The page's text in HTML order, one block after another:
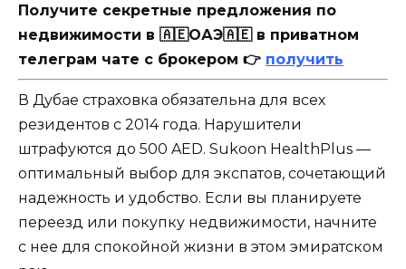
Получите секретные предложения по
недвижимости в 🇦🇪ОАЭ🇦🇪 в приватном
телеграм чате с брокером 👉 получить
В Дубае страховка обязательна для всех
резидентов с 2014 года. Нарушители
штрафуются до 500 AED. Sukoon HealthPlus —
оптимальный выбор для экспатов, сочетающий
надежность и удобство. Если вы планируете
переезд или покупку недвижимости, начните
с нее для спокойной жизни в этом эмиратском